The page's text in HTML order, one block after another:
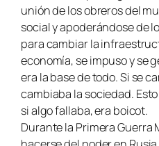
unión de los obreros del
social y apoderándose de
para cambiar la
economía, se impuso y se
era la base de todo. Si se
cambiaba la sociedad.
si algo fallaba, era boicot.
Durante la Primera Guerra